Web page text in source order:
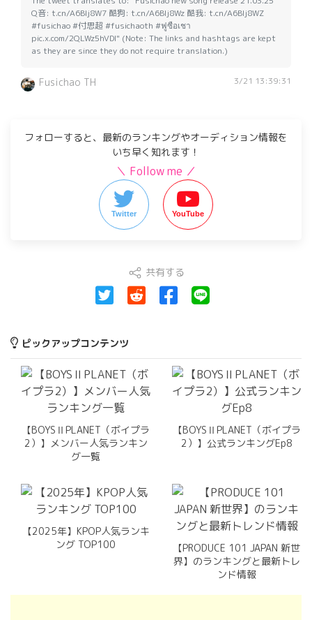
Q音: t.cn/A6Blj8W7 酷狗: t.cn/A6Blj8Wz 酷我: t.cn/A6Blj8WZ
#fusichao #付思超 #fusichaoth #ฟูซือเชา
pic.x.com/2QLWz5hVDI" (Note: The links and hashtags are kept
as they are since they do not require translation.)
Fusichao TH 3/21 13:39:31
フォローすると、最新のランキングやオーディション情報を
いち早く知れます！
＼ Follow me ／
Twitter YouTube
共有する
ピックアップコンテンツ
【BOYSⅡPLANET（ボイプラ
2）】メンバー人気ランキン
グ一覧
【BOYSⅡPLANET（ボイプラ
2）】公式ランキングEp8
【2025年】KPOP人気ランキ
ング TOP100
【PRODUCE 101 JAPAN 新世
界】のランキングと最新トレ
ンド情報